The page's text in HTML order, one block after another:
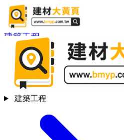
建築工程
建築工程